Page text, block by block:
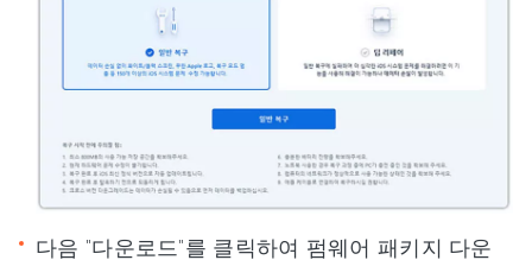
다음 "다운로드"를 클릭하여 펌웨어 패키지 다운